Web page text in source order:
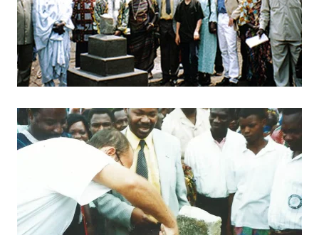
BILD ANZEIGEN